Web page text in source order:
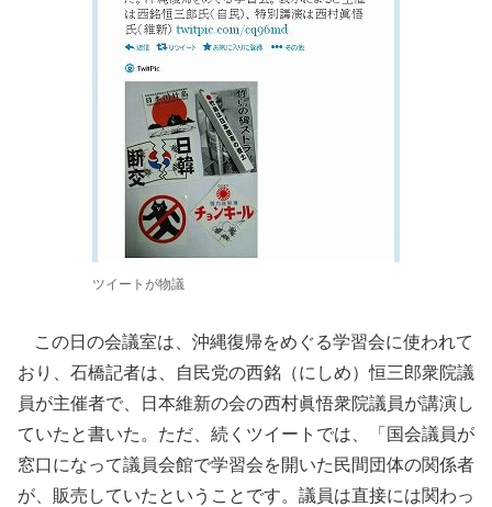
ツイートが物議
この日の会議室は、沖縄復帰をめぐる学習会に使われて
おり、石橋記者は、自民党の西銘（にしめ）恒三郎衆院議
員が主催者で、日本維新の会の西村眞悟衆院議員が講演し
ていたと書いた。ただ、続くツイートでは、「国会議員が
窓口になって議員会館で学習会を開いた民間団体の関係者
が、販売していたということです。議員は直接には関わっ